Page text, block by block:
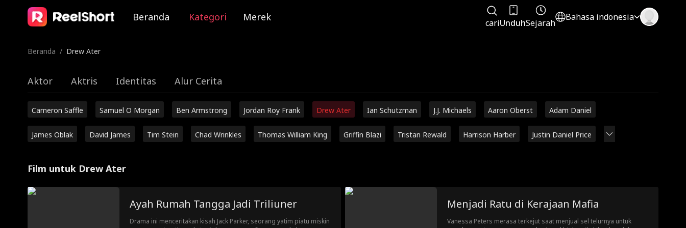
Beranda Kategori Merek cariUnduhSejarah
Bahasa indonesia
Beranda / Drew Ater
Aktor Aktris Identitas Alur Cerita
Cameron Saffle Samuel O Morgan Ben Armstrong Jordan Roy Frank Drew Ater Ian Schutzman J.J. Michaels Aaron Oberst Adam Daniel
James Oblak David James Tim Stein Chad Wrinkles Thomas William King Griffin Blazi Tristan Rewald Harrison Harber Justin Daniel Price
Film untuk Drew Ater
Ayah Rumah Tangga Jadi Triliuner
Drama ini menceritakan kisah Jack Parker, seorang yatim piatu miskin
Menjadi Ratu di Kerajaan Mafia
Vanessa Peters merasa terkejut saat menjual sel telurnya untuk